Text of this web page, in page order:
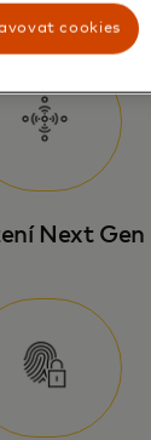
Next Gen
cookies